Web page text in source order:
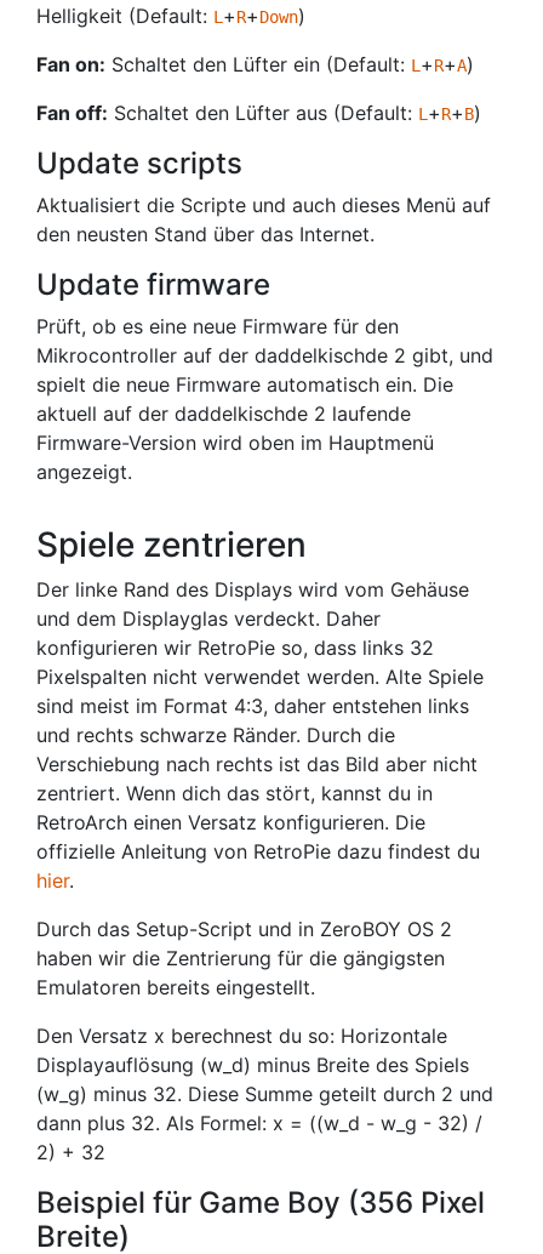
Helligkeit (Default: L +R+Down)
Fan on: Schaltet den Lüfter ein (Default: L +R+A)
Fan off: Schaltet den Lüfter aus (Default: L +R+B)
Update scripts
Aktualisiert die Scripte und auch dieses Menü auf
den neusten Stand über das Internet.
Update firmware
Prüft, ob es eine neue Firmware für den
Mikrocontroller auf der daddelkischde 2 gibt, und
spielt die neue Firmware automatisch ein. Die
aktuell auf der daddelkischde 2 laufende
Firmware-Version wird oben im Hauptmenü
angezeigt.
Spiele zentrieren
Der linke Rand des Displays wird vom Gehäuse
und dem Displayglas verdeckt. Daher
konfigurieren wir RetroPie so, dass links 32
Pixelspalten nicht verwendet werden. Alte Spiele
sind meist im Format 4:3, daher entstehen links
und rechts schwarze Ränder. Durch die
Verschiebung nach rechts ist das Bild aber nicht
zentriert. Wenn dich das stört, kannst du in
RetroArch einen Versatz konfigurieren. Die
offizielle Anleitung von RetroPie dazu findest du
hier.
Durch das Setup-Script und in ZeroBOY OS 2
haben wir die Zentrierung für die gängigsten
Emulatoren bereits eingestellt.
Den Versatz x berechnest du so: Horizontale
Displayauflösung (w_d) minus Breite des Spiels
(w_g) minus 32. Diese Summe geteilt durch 2 und
dann plus 32. Als Formel: x = ((w_d - w_g - 32) /
2) + 32
Beispiel für Game Boy (356 Pixel
Breite)